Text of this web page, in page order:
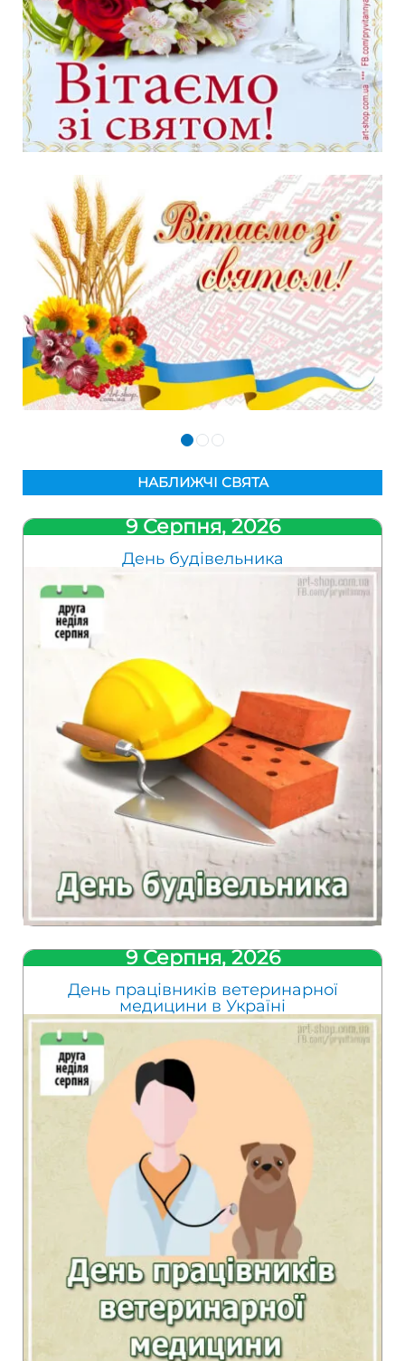
НАБЛИЖЧІ СВЯТА
9 Серпня, 2026
День будівельника
9 Серпня, 2026
День працівників ветеринарної
медицини в Україні